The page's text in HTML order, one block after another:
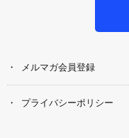
メルマガ会員登録
プライバシーポリシー